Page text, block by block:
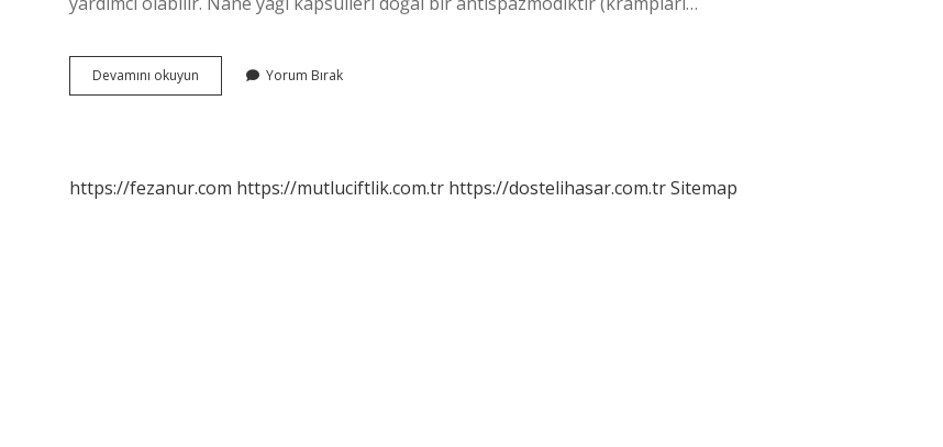
Devamını okuyun
Mide
Yorum Bırak
https://fezanur.com https://mutluciftlik.com.tr https://dostelihasar.com.trSitemap